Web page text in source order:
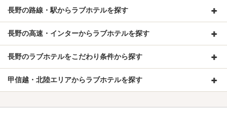
長野の路線・駅からラブホテルを探す
長野の高速・インターからラブホテルを探す
長野のラブホテルをこだわり条件から探す
甲信越・北陸エリアからラブホテルを探す